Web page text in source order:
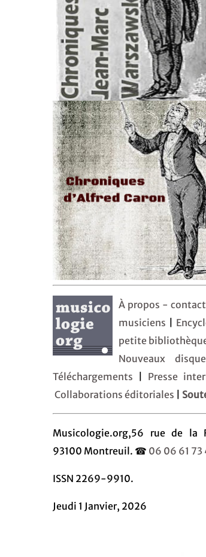
À propos - contact
musiciens
petite
Nouveaux
Téléchargements
Presse
Collaborations éditoriales
Musicologie.org,56 rue de la
93100 Montreuil. ☎ 06 06 61 73
ISSN 2269-9910.
Jeudi 1 Janvier, 2026